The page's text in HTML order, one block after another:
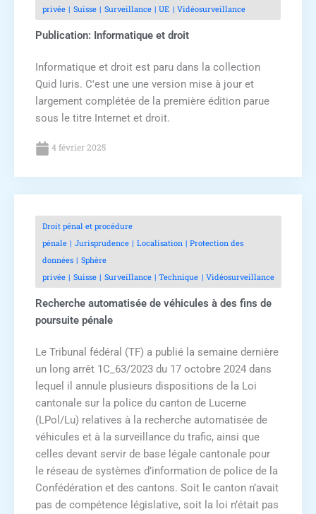
privée
Suisse Surveillance UE Vidéosurveillance
Publication: Informatique et droit
Informatique et droit est paru dans la collection
Quid Iuris. C'est une une version mise à jour et
largement complétée de la première édition parue
sous le titre Internet et droit.
4 février 2025
Droit pénal et procédure
pénale
Jurisprudence Localisation
Protection des
données
Sphère
privée
Suisse Surveillance Technique Vidéosurveillance
Recherche automatisée de véhicules à des fins de
poursuite pénale
Le Tribunal fédéral (TF) a publié la semaine dernière
un long arrêt 1C_63/2023 du 17 octobre 2024 dans
lequel il annule plusieurs dispositions de la Loi
cantonale sur la police du canton de Lucerne
(LPol/Lu) relatives à la recherche automatisée de
véhicules et à la surveillance du trafic, ainsi que
celles devant servir de base légale cantonale pour
le réseau de systèmes d’information de police de la
Confédération et des cantons. Soit le canton n’avait
pas de compétence législative, soit la loi n’était pas